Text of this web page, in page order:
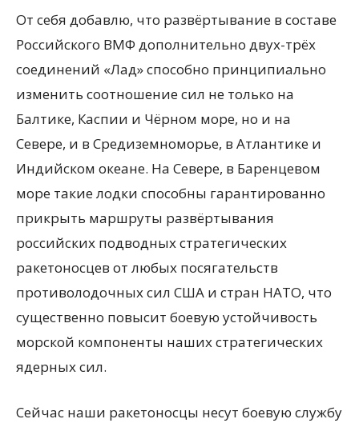
От себя добавлю, что развёртывание в составе
Российского ВМФ дополнительно двух-трёх
соединений «Лад» способно принципиально
изменить соотношение сил не только на
Балтике, Каспии и Чёрном море, но и на
Севере, и в Средиземноморье, в Атлантике и
Индийском океане. На Севере, в Баренцевом
море такие лодки способны гарантированно
прикрыть маршруты развёртывания
российских подводных стратегических
ракетоносцев от любых посягательств
противолодочных сил США и стран НАТО, что
существенно повысит боевую устойчивость
морской компоненты наших стратегических
ядерных сил.
Сейчас наши ракетоносцы несут боевую службу